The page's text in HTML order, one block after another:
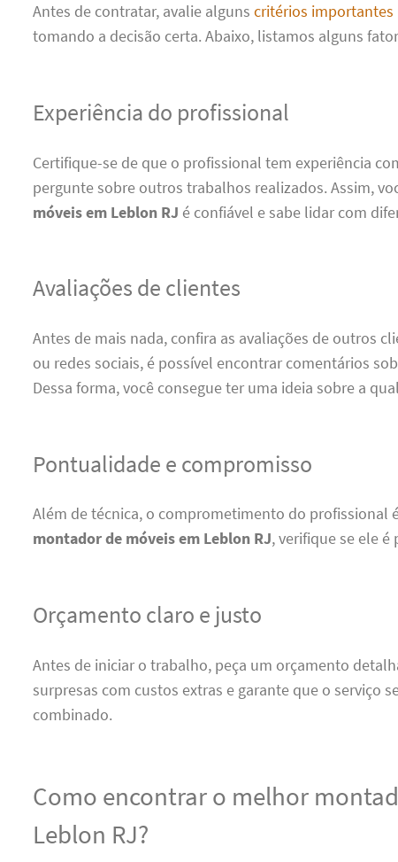
Antes de contratar, avalie algunscritérios importantes
tomando a decisão certa. Abaixo, listamos alguns
Experiência do profissional
Certifique-se de que o profissional tem experiência
pergunte sobre outros trabalhos realizados. Assim,
móveis em Leblon RJ é confiável e sabe lidar com
Avaliações de clientes
Antes de mais nada, confira as avaliações de outros
ou redes sociais, é possível encontrar comentários
Dessa forma, você consegue ter uma ideia sobre a
Pontualidade e compromisso
Além de técnica, o comprometimento do profissional
montador de móveis em Leblon RJ, verifique se ele
Orçamento claro e justo
Antes de iniciar o trabalho, peça um orçamento
surpresas com custos extras e garante que o serviço
combinado.
Como encontrar o melhor
Leblon RJ?